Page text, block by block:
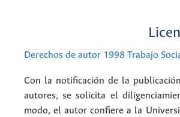
Derechos de autor 1998 Trabajo
Con la notificación de la
autores, se solicita el
modo, el autor confiere a la